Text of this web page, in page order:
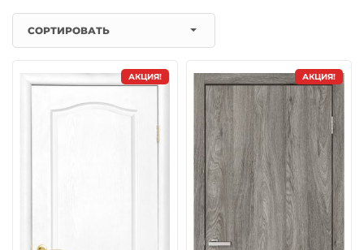
СОРТИРОВАТЬ
АКЦИЯ! АКЦИЯ!